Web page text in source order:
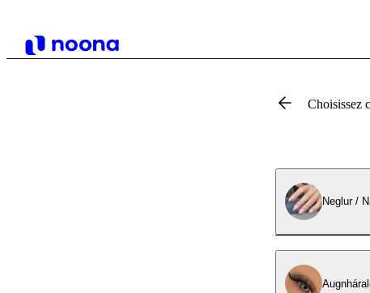
Choisissez
Neglur /